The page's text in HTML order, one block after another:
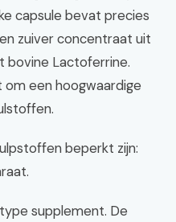
capsule bevat precies
zuiver concentraat uit
bovine Lactoferrine.
een hoogwaardige
beperkt zijn:
supplement. De